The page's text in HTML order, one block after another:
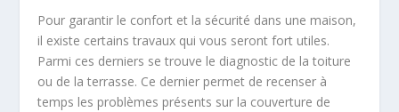
Pour garantir le confort et la sécurité dans une maison,
il existe certains travaux qui vous seront fort utiles.
Parmi ces derniers se trouve le diagnostic de la toiture
ou de la terrasse. Ce dernier permet de recenser à
temps les problèmes présents sur la couverture de